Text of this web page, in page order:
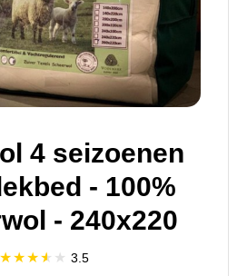
4 seizoenen
- 100%
- 240x220
3.5